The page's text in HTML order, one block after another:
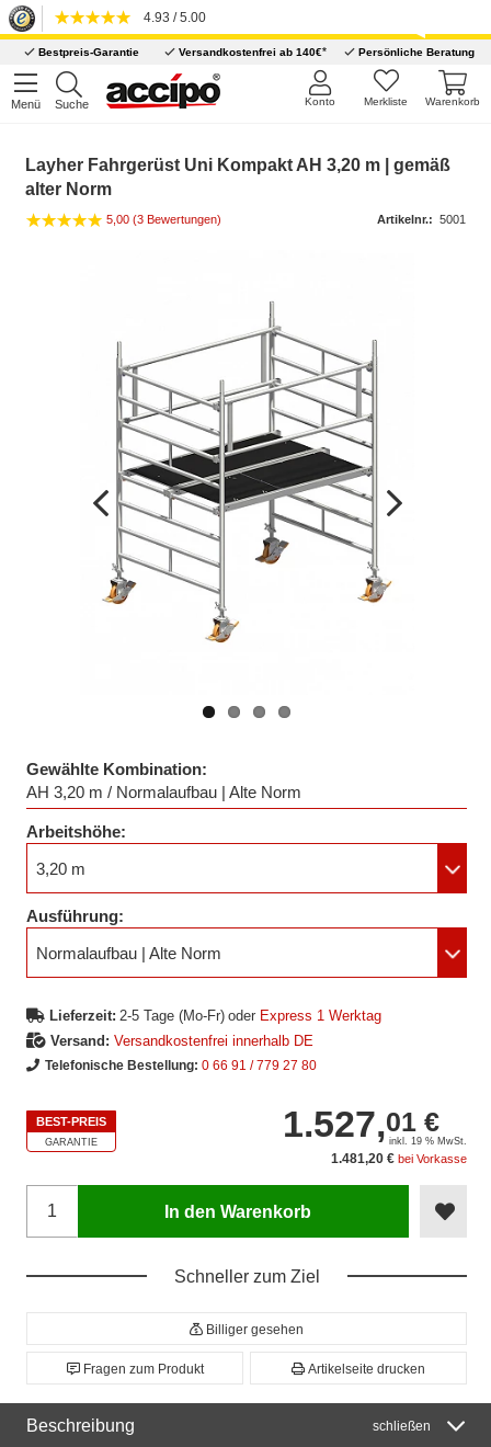
4.93 / 5.00
Bestpreis-Garantie Versandkostenfrei ab 140€* Persönliche Beratung
Menü Suche Warenkorb
Merkliste
Konto
Layher Fahrgerüst Uni Kompakt AH 3,20 m | gemäß
alter Norm
5,00 (3 Bewertungen) Artikelnr.: 5001
Vorheriges
Bild
Gewählte Kombination:
AH 3,20 m / Normalaufbau | Alte Norm
Arbeitshöhe:
3,20 m
Ausführung:
Normalaufbau | Alte Norm
Lieferzeit: 2-5 Tage (Mo-Fr) oder Express 1 Werktag
Versand: Versandkostenfrei innerhalb DE
Telefonische Bestellung: 0 66 91 / 779 27 80
BEST-PREIS
GARANTIE 1.527,01 €
inkl. 19 % MwSt.
1.481,20 € bei Vorkasse
In den Warenkorb
Schneller zum Ziel
Billiger gesehen
Fragen zum Produkt Artikelseite drucken
Beschreibung schließen